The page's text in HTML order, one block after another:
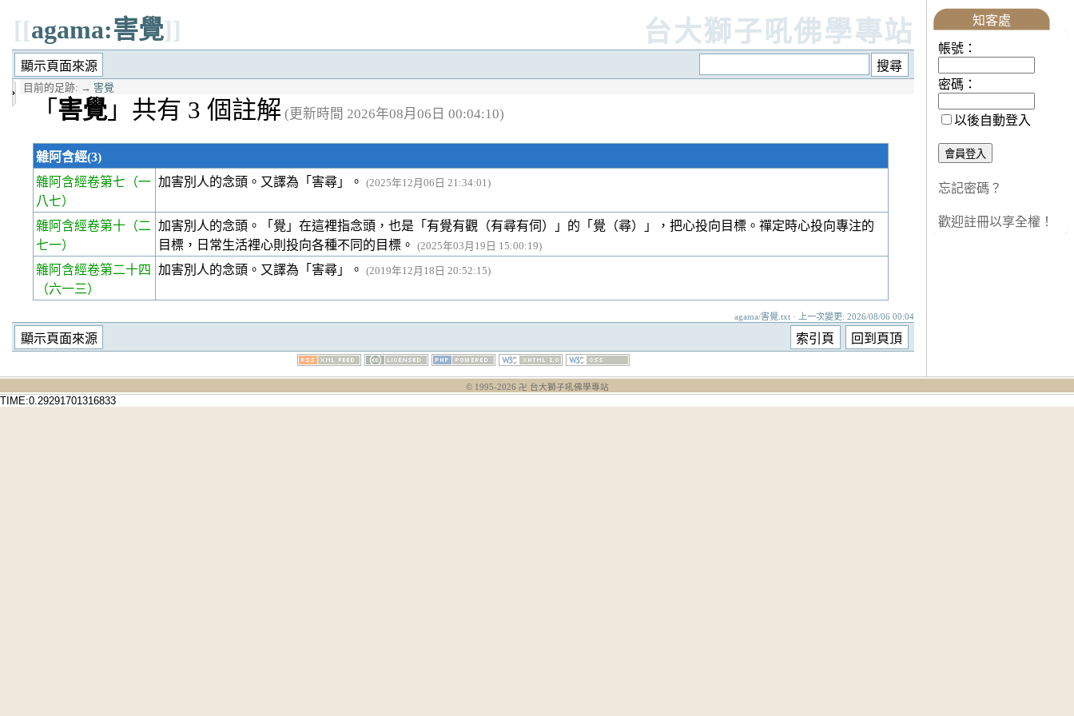
[[agama:害覺]] 台大獅子吼佛學專站
目前的足跡: → 害覺
「 害覺」共有 3 個註解 (更新時間 2026年08月06日 00:04:10)
雜阿含經(3)
雜阿含經卷第七 （一
八七）
加害別人的念頭。又譯為「害尋」。 (2025年12月06日 21:34:01)
雜阿含經卷第十 （二
七一）
加害別人的念頭。「覺」在這裡指念頭，也是「有覺有觀（有尋有伺）」的「覺（尋）」，把心投向目標。禪定時心投向專注的
目標，日常生活裡心則投向各種不同的目標。
(2025年03月19日 15:00:19)
雜阿含經卷第二十四
（六一三）
加害別人的念頭。又譯為「害尋」。 (2019年12月18日 20:52:15)
agama/害覺.txt · 上一次變更: 2026/08/06 00:04
知客處
帳號：
密碼：
以後自動登入
忘記密碼？
歡迎註冊以享全權！
© 1995-2026 卍 台大獅子吼佛學專站
TIME:0.29291701316833